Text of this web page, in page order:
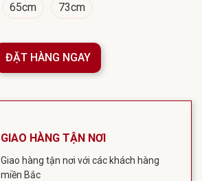
65cm 73cm
ĐẶT HÀNG NGAY
GIAO HÀNG TẬN NƠI
Giao hàng tận nơi với các khách hàng
miền Bắc